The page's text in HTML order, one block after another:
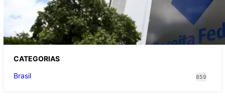
Receita Federal: novo cronograma da
reforma tributária amplia prazo para o
Simples Nacional
CATEGORIAS
Brasil
859